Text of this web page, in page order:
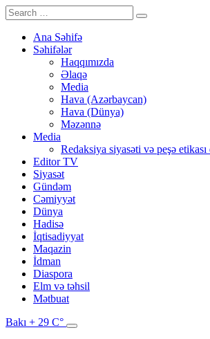
Ana Səhifə
Səhifələr
Haqqımızda
Əlaqə
Media
Hava (Azərbaycan)
Hava (Dünya)
Məzənnə
Media
Redaksiya siyasəti və peşə etikası
Editor TV
Siyasət
Gündəm
Cəmiyyət
Dünya
Hadisə
İqtisadiyyat
Maqazin
İdman
Diaspora
Elm və təhsil
Mətbuat
Bakı + 29 C°